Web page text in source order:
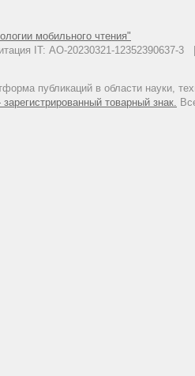
мобильного чтения"
IT: АО-20230321-
публикаций в области науки,
товарный знак.